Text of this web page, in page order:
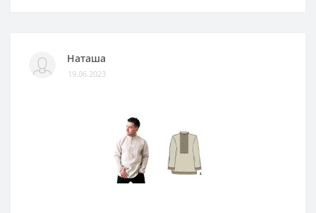
Наташа
19.06.2023